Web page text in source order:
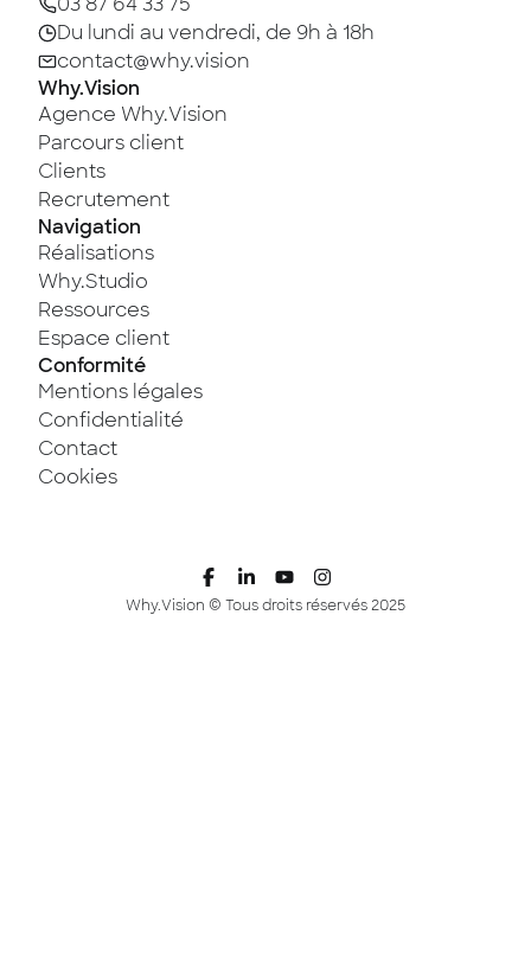
l’ensemble de vos activités
économiques.
Du lundi au vendredi, de 9h à 18h
contact@why.vision
Why.Vision
Agence Why.Vision
Parcours client
Clients
Recrutement
Navigation
Réalisations
Why.Studio
Ressources
Espace client
Conformité
Mentions légales
Confidentialité
Contact
Cookies
Why.Vision © Tous droits réservés 2025